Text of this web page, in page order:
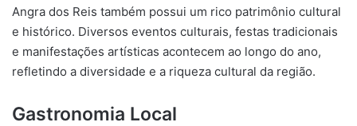
Angra dos Reis também possui um rico patrimônio cultural
e histórico. Diversos eventos culturais, festas tradicionais
e manifestações artísticas acontecem ao longo do ano,
refletindo a diversidade e a riqueza cultural da região.
Gastronomia Local